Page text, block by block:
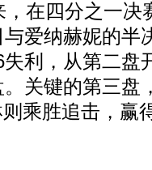
在四分之一决
爱纳赫妮的半
利，从第二盘
关键的第三盘
乘胜追击，赢